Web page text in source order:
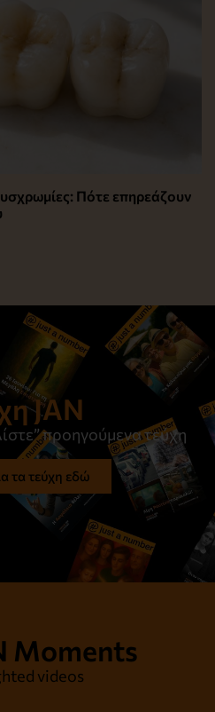
Πότε επηρεάζουν
JAN
προηγούμενα τεύχη
τα τεύχη εδώ
Moments
videos